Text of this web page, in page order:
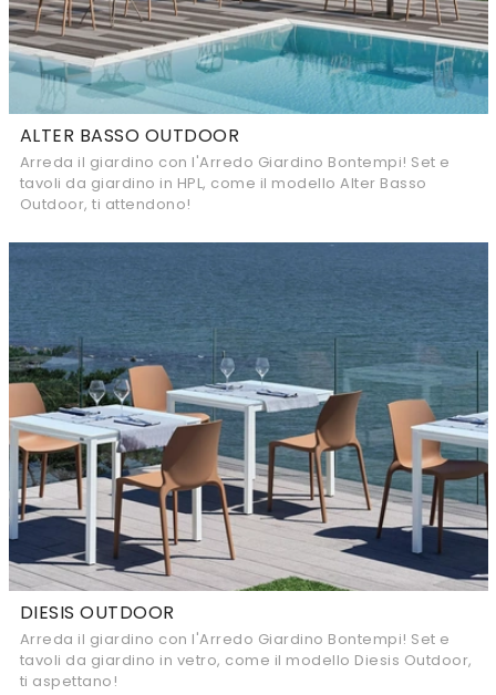
ALTER BASSO OUTDOOR
Arreda il giardino con l'Arredo Giardino Bontempi! Set e
tavoli da giardino in HPL, come il modello Alter Basso
Outdoor, ti attendono!
DIESIS OUTDOOR
Arreda il giardino con l'Arredo Giardino Bontempi! Set e
tavoli da giardino in vetro, come il modello Diesis Outdoor,
ti aspettano!